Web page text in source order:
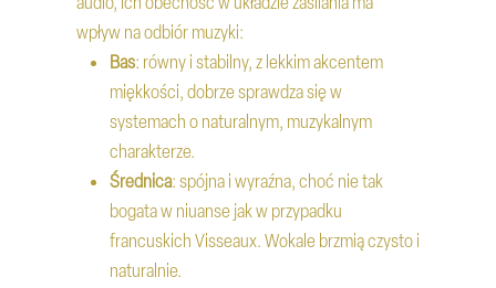
wpływ na odbiór muzyki:
Bas: równy i stabilny, z lekkim akcentem
miękkości, dobrze sprawdza się w
systemach o naturalnym, muzykalnym
charakterze.
Średnica: spójna i wyraźna, choć nie tak
bogata w niuanse jak w przypadku
francuskich Visseaux. Wokale brzmią czysto i
naturalnie.